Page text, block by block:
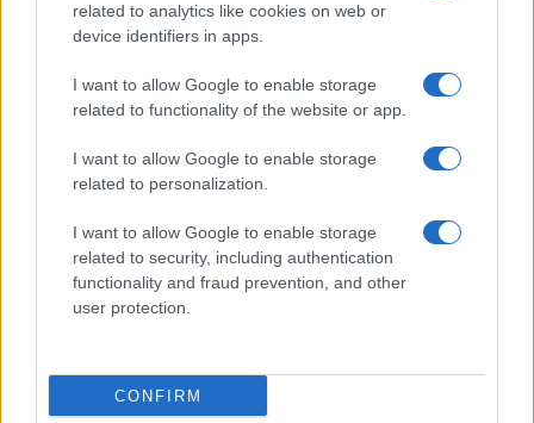
related to analytics like cookies on web or
device identifiers in apps.
I want to allow Google to enable storage
related to functionality of the website or app.
I want to allow Google to enable storage
related to personalization.
I want to allow Google to enable storage
related to security, including authentication
functionality and fraud prevention, and other
user protection.
CONFIRM